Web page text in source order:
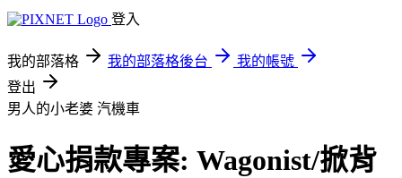
登入
我的部落格 我的部落格後台
我的帳號
登出
男人的小老婆 汽機車
愛心捐款專案: Wagonist/掀背